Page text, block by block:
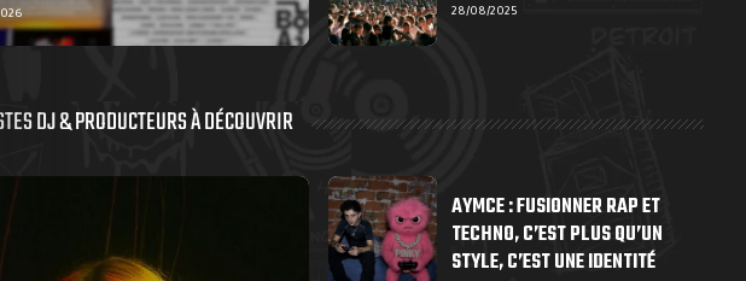
28/08/2025
DJ & PRODUCTEURS À DÉCOUVRIR
AYMCE : FUSIONNER RAP ET
TECHNO, C’EST PLUS QU’UN
STYLE, C’EST UNE IDENTITÉ